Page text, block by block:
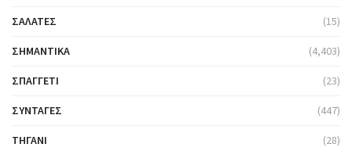
ΣΑΛΆΤΕΣ (15)
ΣΗΜΑΝΤΙΚΆ (4,403)
ΣΠΑΓΓΈΤΙ (23)
ΣΥΝΤΑΓΈΣ (447)
ΤΗΓΆΝΙ (28)